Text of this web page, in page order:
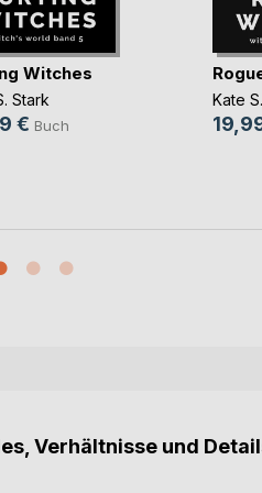
Witches
Stark
€ Buch
Kate
Verhältnisse und